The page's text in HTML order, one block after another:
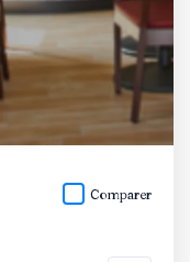
Comparer